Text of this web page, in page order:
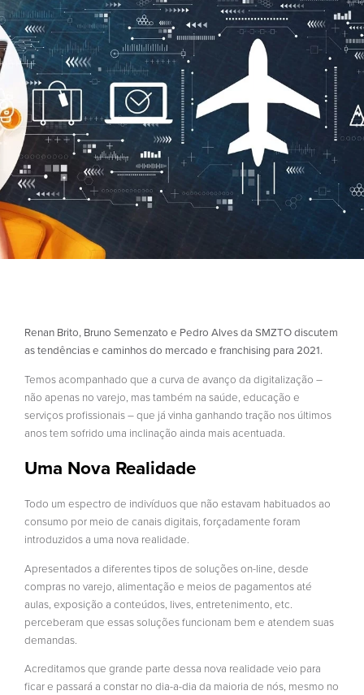
Renan Brito, Bruno Semenzato e Pedro Alves da SMZTO discutem
as tendências e caminhos do mercado e franchising para 2021.
Temos acompanhado que a curva de avanço da digitalização –
não apenas no varejo, mas também na saúde, educação e
serviços profissionais – que já vinha ganhando tração nos últimos
anos tem sofrido uma inclinação ainda mais acentuada.
Uma Nova Realidade
Todo um espectro de indivíduos que não estavam habituados ao
consumo por meio de canais digitais, forçadamente foram
introduzidos a uma nova realidade.
Apresentados a diferentes tipos de soluções on-line, desde
compras no varejo, alimentação e meios de pagamentos até
aulas, exposição a conteúdos, lives, entretenimento, etc.
perceberam que essas soluções funcionam bem e atendem suas
demandas.
Acreditamos que grande parte dessa nova realidade veio para
ficar e passará a constar no dia-a-dia da maioria de nós, mesmo no